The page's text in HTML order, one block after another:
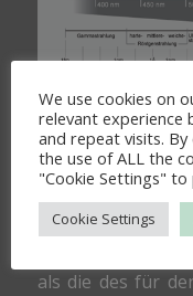
Ultraviolettes
Menschen
Strahlung mit
nm, die
als die des für
We use cookies on
relevant experience
and repeat visits. By
the use of ALL the
"Cookie Settings"
Cookie Settings